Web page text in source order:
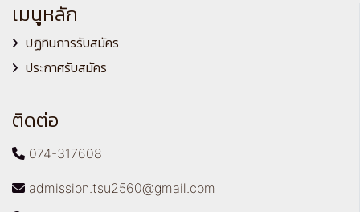
เมนูหลัก
ปฏิทินการรับสมัคร
ประกาศรับสมัคร
ติดต่อ
074-317608
admission.tsu2560@gmail.com